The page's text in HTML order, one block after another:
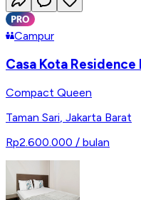
Campur
Casa Kota
Compact Queen
Taman Sari Jakarta Barat
Rp2.600.000 / bulan